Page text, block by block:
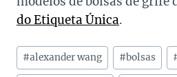
do Etiqueta Única.
Tags
do
#alexander wang #bolsas